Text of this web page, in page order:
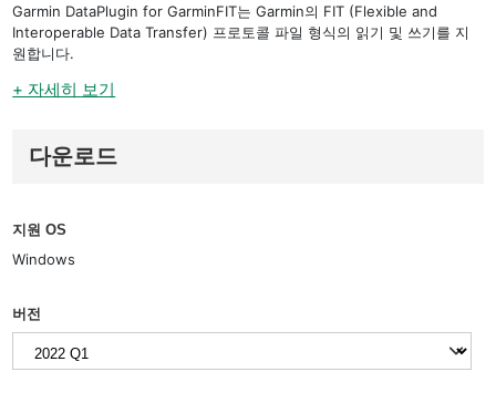
Garmin DataPlugin for GarminFIT는 Garmin의 FIT (Flexible and
Interoperable Data Transfer) 프로토콜 파일 형식의 읽기 및 쓰기를 지
원합니다.
+ 자세히 보기
다운로드
지원 OS
Windows
버전